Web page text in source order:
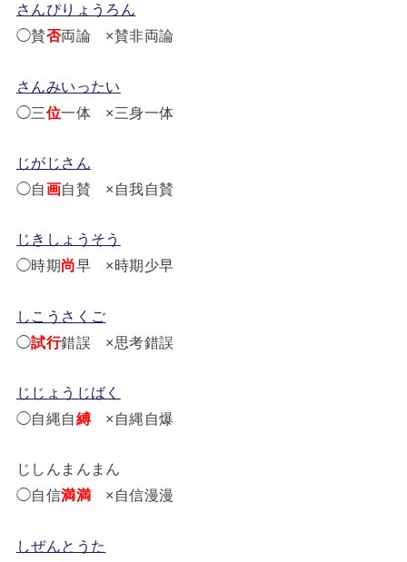
さんぴりょうろん
◯賛否両論 ×賛非両論
さんみいったい
◯三位一体 ×三身一体
じがじさん
◯自画自賛 ×自我自賛
じきしょうそう
◯時期尚早 ×時期少早
しこうさくご
◯試行錯誤 ×思考錯誤
じじょうじばく
◯自縄自縛×自縄自爆
じしんまんまん
◯自信満満×自信漫漫
しぜんとうた